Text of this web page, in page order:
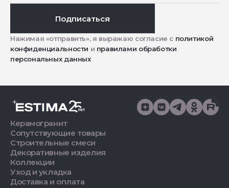
Подписаться
Нажимая «отправить», я выражаю согласие с политикой
конфиденциальности и правилами обработки
персональных данных
Керамогранит
Сопутствующие товары
Строительные смеси
Декоративные изделия
Коллекции
Уход и укладка
Доставка и оплата